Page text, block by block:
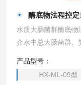
酶底物法程控
水质大肠菌群酶底
介水中总大肠菌群、
表水、地下水、食品
底物法程控定量封口
产品型号：
HX-ML-09型